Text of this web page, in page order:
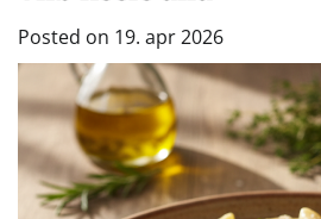
Posted on 19. apr 2026